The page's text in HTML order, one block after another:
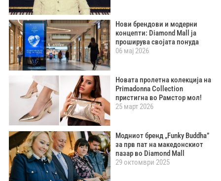
Нови брендови и модерни
концепти: Diamond Mall ја
проширува својата понуда
06 мај 2026
Новата пролетна колекција на
Primadonna Collection
пристигна во Рамстор мол!
25 март 2026
Модниот бренд „Funky Buddha”
за прв пат на македонскиот
пазар во Diamond Mall
29 октомври 2025